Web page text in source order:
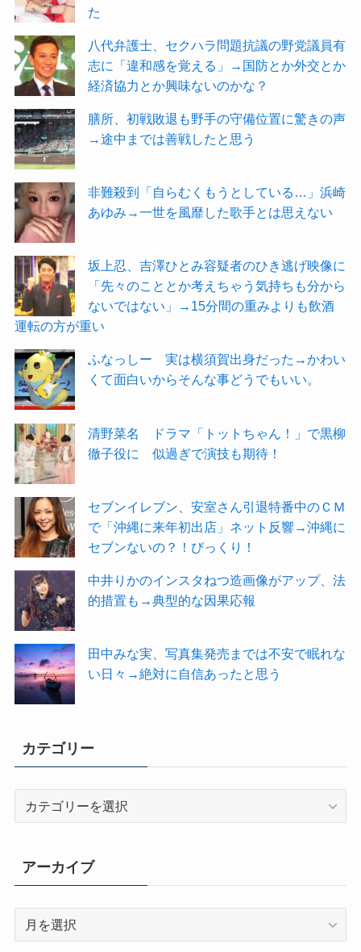
た
八代弁護士、セクハラ問題抗議の野党議員有
志に「違和感を覚える」→国防とか外交とか
経済協力とか興味ないのかな？
膳所、初戦敗退も野手の守備位置に驚きの声
→途中までは善戦したと思う
非難殺到「自らむくもうとしている…」浜崎
あゆみ→一世を風靡した歌手とは思えない
坂上忍、吉澤ひとみ容疑者のひき逃げ映像に
「先々のこととか考えちゃう気持ちも分から
ないではない」→15分間の重みよりも飲酒
運転の方が重い
ふなっしー 実は横須賀出身だった→かわい
くて面白いからそんな事どうでもいい。
清野菜名 ドラマ「トットちゃん！」で黒柳
徹子役に 似過ぎで演技も期待！
セブンイレブン、安室さん引退特番中のＣＭ
で「沖縄に来年初出店」ネット反響→沖縄に
セブンないの？！びっくり！
中井りかのインスタねつ造画像がアップ、法
的措置も→典型的な因果応報
田中みな実、写真集発売までは不安で眠れな
い日々→絶対に自信あったと思う
カテゴリー
リ
ー
アーカイブ